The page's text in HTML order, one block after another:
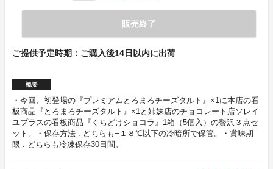
販売終了
ご提供予定時期：ご購入後14日以内に出荷
概要
・今回、初登場の『プレミアムとろまろチーズタルト』×1に本店の看
板商品『とろまろチーズタルト』×1と姉妹店のチョコレート店ソレイ
ユプラスの看板商品『くちどけショコラ』1箱（5個入）の贅沢３点セ
ット。・保存方法 : どちらも−１８℃以下の冷暗所で保管。・賞味期
限 : どちらも冷凍保存30日間。